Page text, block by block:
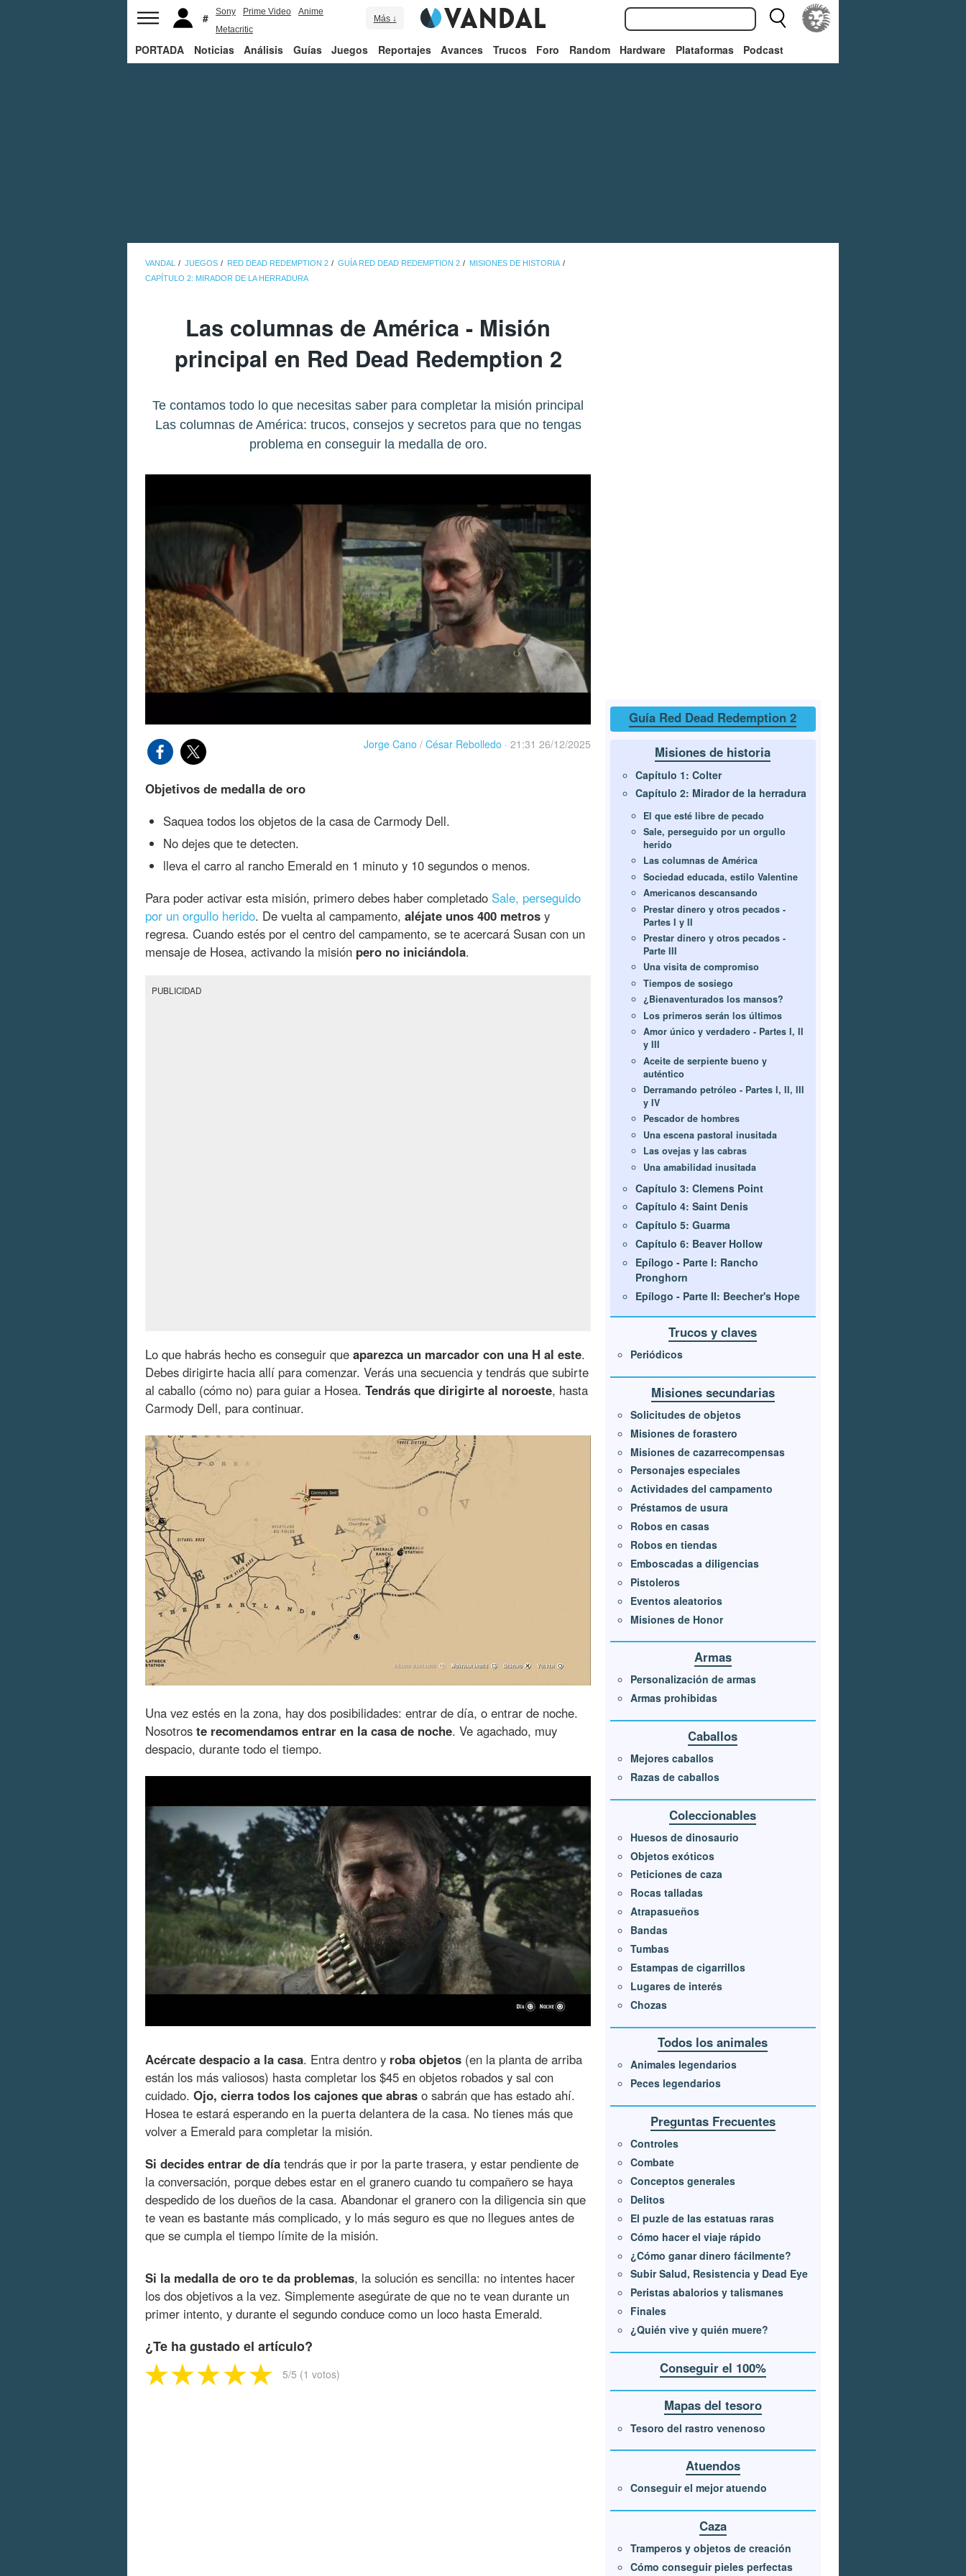
Sony Prime Video
Anime
Metacritic
Más ↓
PORTADA Noticias Análisis Guías Juegos Reportajes Avances Trucos Foro Random Hardware Plataformas Podcast
VANDAL JUEGOS RED DEAD REDEMPTION 2 GUÍA RED DEAD REDEMPTION 2
MISIONES DE HISTORIA
CAPÍTULO 2: MIRADOR DE LA HERRADURA
Las columnas de América - Misión
principal en Red Dead Redemption 2
Te contamos todo lo que necesitas saber para completar la misión principal
Las columnas de América: trucos, consejos y secretos para que no tengas
problema en conseguir la medalla de oro.
Jorge Cano / César Rebolledo · 21:31 26/12/2025
Objetivos de medalla de oro
Saquea todos los objetos de la casa de Carmody Dell.
No dejes que te detecten.
lleva el carro al rancho Emerald en 1 minuto y 10 segundos o menos.
Para poder activar esta misión, primero debes haber completado Sale, perseguido
por un orgullo herido. De vuelta al campamento, aléjate unos 400 metros y
regresa. Cuando estés por el centro del campamento, se te acercará Susan con un
mensaje de Hosea, activando la misión pero no iniciándola.
PUBLICIDAD
Lo que habrás hecho es conseguir que aparezca un marcador con una H al este.
Debes dirigirte hacia allí para comenzar. Verás una secuencia y tendrás que subirte
al caballo (cómo no) para guiar a Hosea. Tendrás que dirigirte al noroeste, hasta
Carmody Dell, para continuar.
Una vez estés en la zona, hay dos posibilidades: entrar de día, o entrar de noche.
Nosotros te recomendamos entrar en la casa de noche. Ve agachado, muy
despacio, durante todo el tiempo.
Acércate despacio a la casa. Entra dentro y roba objetos (en la planta de arriba
están los más valiosos) hasta completar los $45 en objetos robados y sal con
cuidado. Ojo, cierra todos los cajones que abras o sabrán que has estado ahí.
Hosea te estará esperando en la puerta delantera de la casa. No tienes más que
volver a Emerald para completar la misión.
Si decides entrar de día tendrás que ir por la parte trasera, y estar pendiente de
la conversación, porque debes estar en el granero cuando tu compañero se haya
despedido de los dueños de la casa. Abandonar el granero con la diligencia sin que
te vean es bastante más complicado, y lo más seguro es que no llegues antes de
que se cumpla el tiempo límite de la misión.
Si la medalla de oro te da problemas, la solución es sencilla: no intentes hacer
los dos objetivos a la vez. Simplemente asegúrate de que no te vean durante un
primer intento, y durante el segundo conduce como un loco hasta Emerald.
¿Te ha gustado el artículo?
5/5 (1 votos)
Guía Red Dead Redemption 2
Misiones de historia
Capítulo 1: Colter
Capítulo 2: Mirador de la herradura
El que esté libre de pecado
Sale, perseguido por un orgullo
herido
Las columnas de América
Sociedad educada, estilo Valentine
Americanos descansando
Prestar dinero y otros pecados -
Partes I y II
Prestar dinero y otros pecados -
Parte III
Una visita de compromiso
Tiempos de sosiego
¿Bienaventurados los mansos?
Los primeros serán los últimos
Amor único y verdadero - Partes I, II
y III
Aceite de serpiente bueno y
auténtico
Derramando petróleo - Partes I, II, III
y IV
Pescador de hombres
Una escena pastoral inusitada
Las ovejas y las cabras
Una amabilidad inusitada
Capítulo 3: Clemens Point
Capítulo 4: Saint Denis
Capítulo 5: Guarma
Capítulo 6: Beaver Hollow
Epílogo - Parte I: Rancho
Pronghorn
Epílogo - Parte II: Beecher's Hope
Trucos y claves
Periódicos
Misiones secundarias
Solicitudes de objetos
Misiones de forastero
Misiones de cazarrecompensas
Personajes especiales
Actividades del campamento
Préstamos de usura
Robos en casas
Robos en tiendas
Emboscadas a diligencias
Pistoleros
Eventos aleatorios
Misiones de Honor
Armas
Personalización de armas
Armas prohibidas
Caballos
Mejores caballos
Razas de caballos
Coleccionables
Huesos de dinosaurio
Objetos exóticos
Peticiones de caza
Rocas talladas
Atrapasueños
Bandas
Tumbas
Estampas de cigarrillos
Lugares de interés
Chozas
Todos los animales
Animales legendarios
Peces legendarios
Preguntas Frecuentes
Controles
Combate
Conceptos generales
Delitos
El puzle de las estatuas raras
Cómo hacer el viaje rápido
¿Cómo ganar dinero fácilmente?
Subir Salud, Resistencia y Dead Eye
Peristas abalorios y talismanes
Finales
¿Quién vive y quién muere?
Conseguir el 100%
Mapas del tesoro
Tesoro del rastro venenoso
Atuendos
Conseguir el mejor atuendo
Caza
Tramperos y objetos de creación
Cómo conseguir pieles perfectas